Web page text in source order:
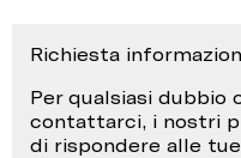
Richiesta
Per qualsiasi dubbio
contattarci, i nostri
di rispondere alle